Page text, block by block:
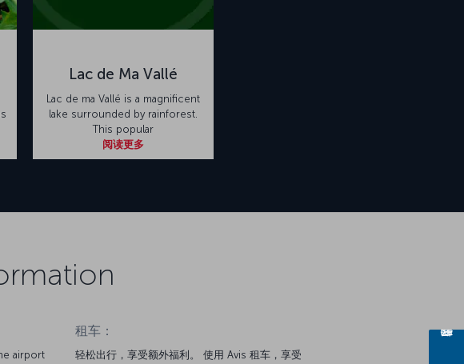
Lac de Ma Vallé
Lac de ma Vallé is a magnificent
lake surrounded by rainforest.
This popular
阅读更多
airport
租车：
轻松出行，享受额外福利。 使用 Avis 租车，享受